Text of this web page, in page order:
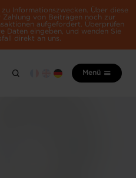
Informationszwecken. Über diese
von Beiträgen noch zur
aufgefordert. Überprüfen
Daten eingeben, und wenden Sie
direkt an uns.
Menü